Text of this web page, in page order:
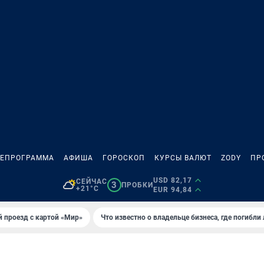
АФИША ГОРОСКОП КУРСЫ ВАЛЮТ ZODY
СЕЙЧАС
+21°C
3 ПРОБКИ
USD 82,17
EUR 94,84
проезд с картой «Мир» Что известно о владельце бизнеса, где